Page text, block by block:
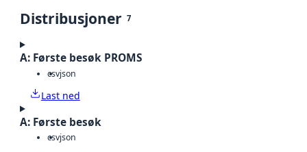
Distribusjoner 7
A: Første besøk PROMS
csvjson
Last ned
A: Første besøk
csvjson